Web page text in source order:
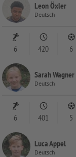
Leon Öxler
Deutsch
6 420 6
Sarah Wagner
Deutsch
6 401 5
Luca Appel
Deutsch